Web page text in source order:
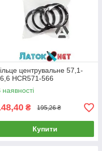
центрувальне 57,1-
HCR571-566
наявності
₴ 195,26 ₴
Купити